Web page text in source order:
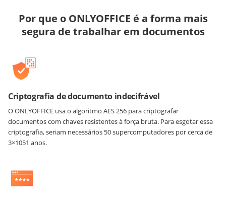
Por que o ONLYOFFICE é a forma mais
segura de trabalhar em documentos
Criptografia de documento indecifrável
O ONLYOFFICE usa o algoritmo AES 256 para criptografar
documentos com chaves resistentes à força bruta. Para esgotar essa
criptografia, seriam necessários 50 supercomputadores por cerca de
3×1051 anos.